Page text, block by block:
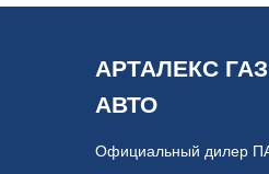
АРТАЛЕКС
АВТО
Официальный дилер